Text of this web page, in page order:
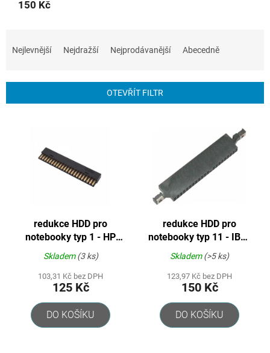
150 Kč
í
Nejlevnější Nejdražší Nejprodávanější Abecedně
OTEVŘÍT FILTR
redukce HDD pro
notebooky typ 1 - HP,
Dell, Acer, Siemens-
Fujitsu atd.
Skladem(3 ks)
103,31 Kč bez DPH
125 Kč
DO KOŠÍKU
redukce HDD pro
notebooky typ 11 - IBM,
Dell
Skladem(>5 ks)
123,97 Kč bez DPH
150 Kč
DO KOŠÍKU